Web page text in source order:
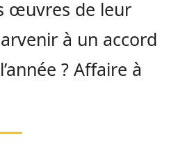
œuvres de leur
à un accord
? Affaire à